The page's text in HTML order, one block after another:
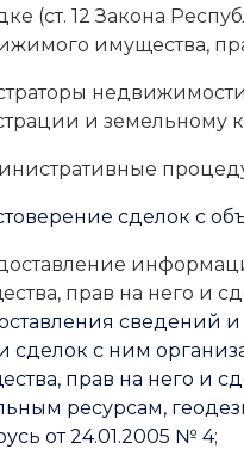
(ст. 12 Закона
имущества,
и земельному
сделок с
прав на него и
сведений
сделок с ним
прав на него и
ресурсам,
от 24.01.2005 № 4;